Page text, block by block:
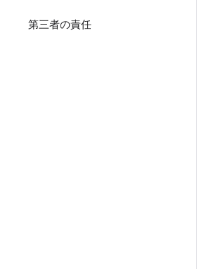
第三者の責任